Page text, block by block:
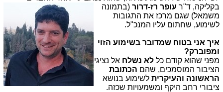
בקליקה, ד"ר עופר רז-דרור (בתמונה
משמאל) שגם מרכז את התגובות
לשימוע, שחתום עליו המנכ"ל.
איך אני בטוח שמדובר בשימוע הזוי
ומפוברק?
מפני שהוא קודם כל לא נשלח אל נציגי
הציבור המוסמכים, שהם הכתובת
הראשונה והעיקרית לשימוע בנושא
ציבורי רחב היקף ומשמעויות שכזה.